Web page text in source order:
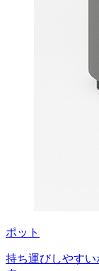
ポット
持ち運びしやす